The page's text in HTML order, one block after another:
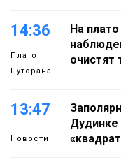
14:36
Плато
Путорана
На
очистят
13:47
Новости
Дудинке